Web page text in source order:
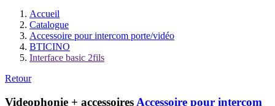
Accueil
Catalogue
Accessoire pour intercom porte/vidéo
BTICINO
Interface basic 2fils
Retour
Videophonie + accessoires Accessoire pour intercom